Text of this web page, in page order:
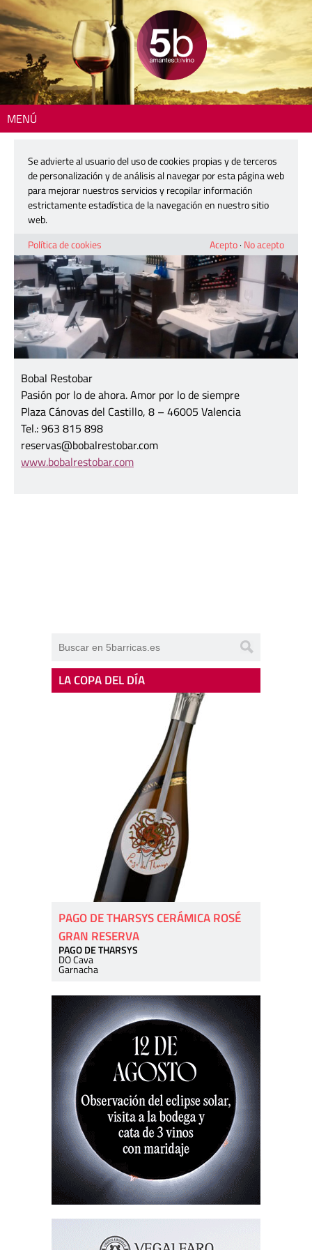
MENÚ
Bobal
Bobal Restobar
Pasión por lo de ahora. Amor por lo de siempre
Plaza Cánovas del Castillo, 8 – 46005 Valencia
Tel.: 963 815 898
reservas@bobalrestobar.com
www.bobalrestobar.com
LA COPA DEL DÍA
PAGO DE THARSYS CERÁMICA ROSÉ
GRAN RESERVA
PAGO DE THARSYS
DO Cava
Garnacha
Se advierte al usuario del uso de cookies propias y de terceros
de personalización y de análisis al navegar por esta página web
para mejorar nuestros servicios y recopilar información
estrictamente estadística de la navegación en nuestro sitio
web.
Política de cookies
Acepto· No acepto